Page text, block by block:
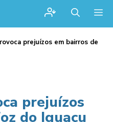
prejuízos em bairros de
prejuízos
do Iguaçu